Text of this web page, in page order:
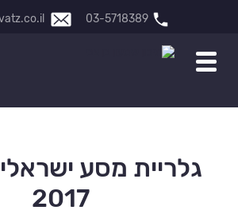
03-5718389
גלריית מסע
2017